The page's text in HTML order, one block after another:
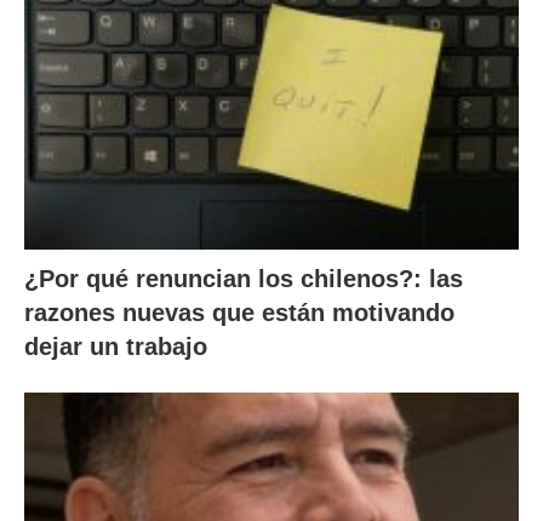
¿Por qué renuncian los chilenos?: las
razones nuevas que están motivando
dejar un trabajo